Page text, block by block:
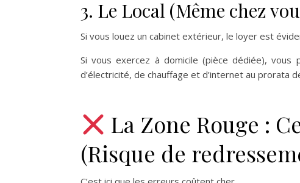
3. Le Local (Même chez
Si vous louez un cabinet extérieur, le loyer est
Si vous exercez à domicile (pièce dédiée),
d’électricité, de chauffage et d’internet au prorata
La Zone Rouge :
(Risque de